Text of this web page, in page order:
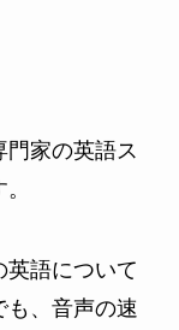
家の英語ス
英語について
も、音声の速